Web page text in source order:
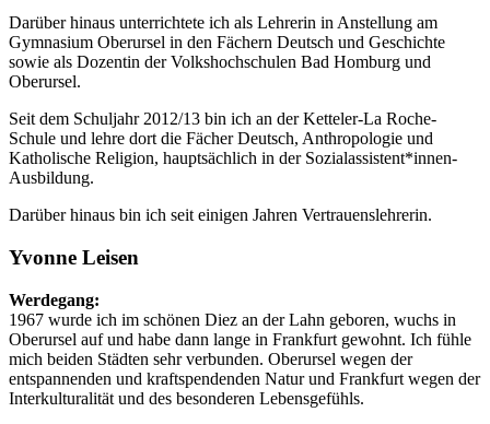
Darüber hinaus unterrichtete ich als Lehrerin in Anstellung am
Gymnasium Oberursel in den Fächern Deutsch und Geschichte
sowie als Dozentin der Volkshochschulen Bad Homburg und
Oberursel.
Seit dem Schuljahr 2012/13 bin ich an der Ketteler-La Roche-
Schule und lehre dort die Fächer Deutsch, Anthropologie und
Katholische Religion, hauptsächlich in der Sozialassistent*innen-
Ausbildung.
Darüber hinaus bin ich seit einigen Jahren Vertrauenslehrerin.
Yvonne Leisen
Werdegang:
1967 wurde ich im schönen Diez an der Lahn geboren, wuchs in
Oberursel auf und habe dann lange in Frankfurt gewohnt. Ich fühle
mich beiden Städten sehr verbunden. Oberursel wegen der
entspannenden und kraftspendenden Natur und Frankfurt wegen der
Interkulturalität und des besonderen Lebensgefühls.